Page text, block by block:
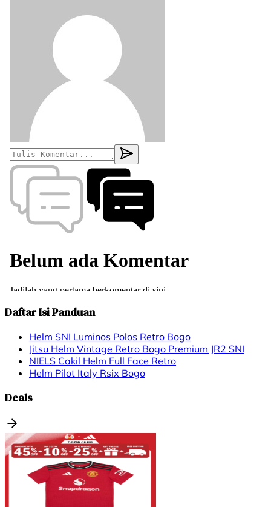
Daftar Isi Panduan
Helm SNI Luminos Polos Retro Bogo
Jitsu Helm Vintage Retro Bogo Premium JR2 SNI
NIELS Cakil Helm Full Face Retro
Helm Pilot Italy Rsix Bogo
Deals